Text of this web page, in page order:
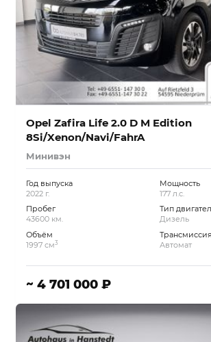
Opel Zafira Life 2.0 D M Edition
8Si/Xenon/Navi/FahrA
Минивэн
Год выпуска
2022 г.
Пробег
43600 км.
Объём
1997 см3
Мощность
177 л.с.
Тип
Дизель
Трансмиссия
Автомат
~ 4 701 000 ₽